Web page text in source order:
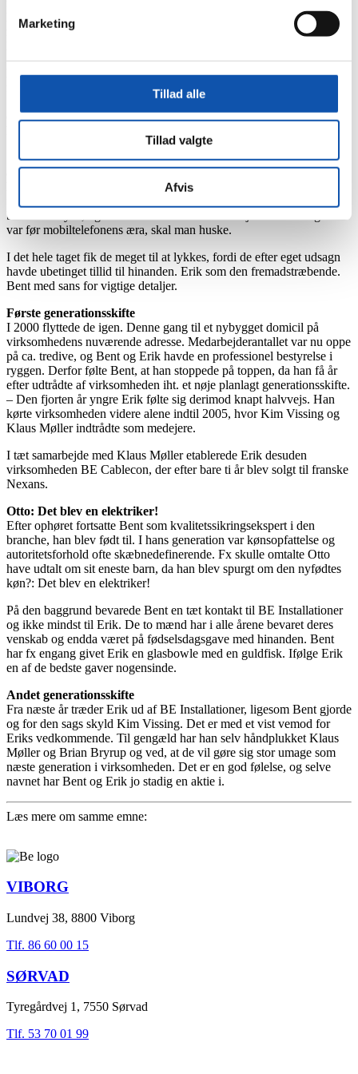
Marketing
Tillad alle
Tillad valgte
Afvis
hinanden. Bent rykkede ind hos Erik på Højtoftevej, og navnet blev
med jordforbindelse, som det hører sig til i elektrikerfaget. B for
På sidelinjen var den aldrende O. F. Mortensen kun taknemmelig
for, at hans livsværk fra 1932 i princippet kunne fortsætte. Som
’drengenes’ læremester vidste han, at det nok skulle gå. Men at Bent
og Erik skulle drive BE Installationer så langt, som tilfældet blev,
Selv de nye kompagnoner var overraskede. Snart havde de basis for
ansættelser og større lokaler. Året efter flyttede de til Gl. Aarhusvej,
hvor der også blev plads til en lampeudstilling. Sidstnævnte var mest
befærdet kryds, og så krævede telefonen i forvejen bemanding. Det
var før mobiltelefonens æra, skal man huske.
I det hele taget fik de meget til at lykkes, fordi de efter eget udsagn
havde ubetinget tillid til hinanden. Erik som den fremadstræbende.
Bent med sans for vigtige detaljer.
Første generationsskifte
I 2000 flyttede de igen. Denne gang til et nybygget domicil på
virksomhedens nuværende adresse. Medarbejderantallet var nu oppe
på ca. tredive, og Bent og Erik havde en professionel bestyrelse i
ryggen. Derfor følte Bent, at han stoppede på toppen, da han få år
efter udtrådte af virksomheden iht. et nøje planlagt generationsskifte.
– Den fjorten år yngre Erik følte sig derimod knapt halvvejs. Han
kørte virksomheden videre alene indtil 2005, hvor Kim Vissing og
Klaus Møller indtrådte som medejere.
I tæt samarbejde med Klaus Møller etablerede Erik desuden
virksomheden BE Cablecon, der efter bare ti år blev solgt til franske
Nexans.
Otto: Det blev en elektriker!
Efter ophøret fortsatte Bent som kvalitetssikringsekspert i den
branche, han blev født til. I hans generation var kønsopfattelse og
autoritetsforhold ofte skæbnedefinerende. Fx skulle omtalte Otto
have udtalt om sit eneste barn, da han blev spurgt om den nyfødtes
køn?: Det blev en elektriker!
På den baggrund bevarede Bent en tæt kontakt til BE Installationer
og ikke mindst til Erik. De to mænd har i alle årene bevaret deres
venskab og endda været på fødselsdagsgave med hinanden. Bent
har fx engang givet Erik en glasbowle med en guldfisk. Ifølge Erik
en af de bedste gaver nogensinde.
Andet generationsskifte
Fra næste år træder Erik ud af BE Installationer, ligesom Bent gjorde
og for den sags skyld Kim Vissing. Det er med et vist vemod for
Eriks vedkommende. Til gengæld har han selv håndplukket Klaus
Møller og Brian Bryrup og ved, at de vil gøre sig stor umage som
næste generation i virksomheden. Det er en god følelse, og selve
navnet har Bent og Erik jo stadig en aktie i.
Læs mere om samme emne:
VIBORG
Lundvej 38, 8800 Viborg
Tlf. 86 60 00 15
SØRVAD
Tyregårdvej 1, 7550 Sørvad
Tlf. 53 70 01 99